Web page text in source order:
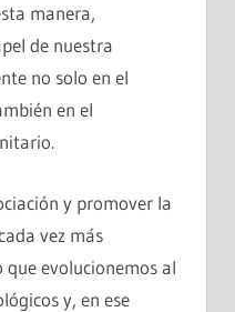
manera,
de nuestra
no solo en el
en el
y promover la
vez más
evolucionemos al
y, en ese